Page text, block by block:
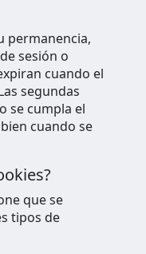
permanencia,
sesión o
cuando el
segundas
se cumpla el
cuando se
que se
tipos de